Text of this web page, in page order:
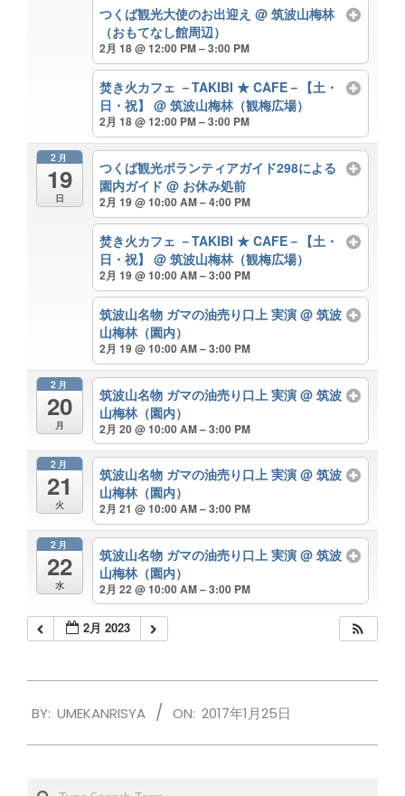
つくば観光大使のお出迎え@ 筑波山梅林
（おもてなし館周辺）
2月 18 @ 12:00 PM – 3:00 PM
焚き火カフェ －TAKIBI ★ CAFE－【土・
日・祝】@ 筑波山梅林（観梅広場）
2月 18 @ 12:00 PM – 3:00 PM
2月
19
日
つくば観光ボランティアガイド298による
園内ガイド@ お休み処前
2月 19 @ 10:00 AM – 4:00 PM
焚き火カフェ －TAKIBI ★ CAFE－【土・
日・祝】@ 筑波山梅林（観梅広場）
2月 19 @ 10:00 AM – 3:00 PM
筑波山名物 ガマの油売り口上 実演@ 筑波
山梅林（園内）
2月 19 @ 10:00 AM – 3:00 PM
2月
20
月
筑波山名物 ガマの油売り口上 実演@ 筑波
山梅林（園内）
2月 20 @ 10:00 AM – 3:00 PM
2月
21
火
筑波山名物 ガマの油売り口上 実演@ 筑波
山梅林（園内）
2月 21 @ 10:00 AM – 3:00 PM
2月
22
水
筑波山名物 ガマの油売り口上 実演@ 筑波
山梅林（園内）
2月 22 @ 10:00 AM – 3:00 PM
2月 2023
01-
BY: UMEKANRISYA ON: 2017年1月25日
Search